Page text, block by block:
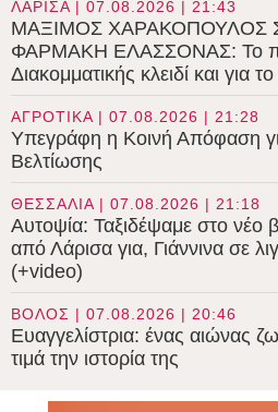
ΛΑΡΙΣΑ | 07.08.2026 | 21:43
ΜΑΞΙΜΟΣ ΧΑΡΑΚΟΠΟΥΛΟΣ
ΦΑΡΜΑΚΗ ΕΛΑΣΣΟΝΑΣ: Το
Διακομματικής κλειδί και για
ΑΓΡΟΤΙΚΑ | 07.08.2026 | 21:28
Υπεγράφη η Κοινή Απόφαση
Βελτίωσης
ΘΕΣΣΑΛΙΑ | 07.08.2026 | 21:18
Αυτοψία: Ταξιδέψαμε στο νέο
από Λάρισα για, Γιάννινα σε
(+video)
ΒΟΛΟΣ | 07.08.2026 | 20:46
Ευαγγελίστρια: ένας αιώνας
τιμά την ιστορία της